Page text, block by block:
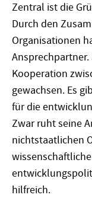
Zentral ist die
Durch den
Organisationen
Kooperation
gewachsen. Es
für die
Zwar ruht seine
nichtstaatlichen
hilfreich.